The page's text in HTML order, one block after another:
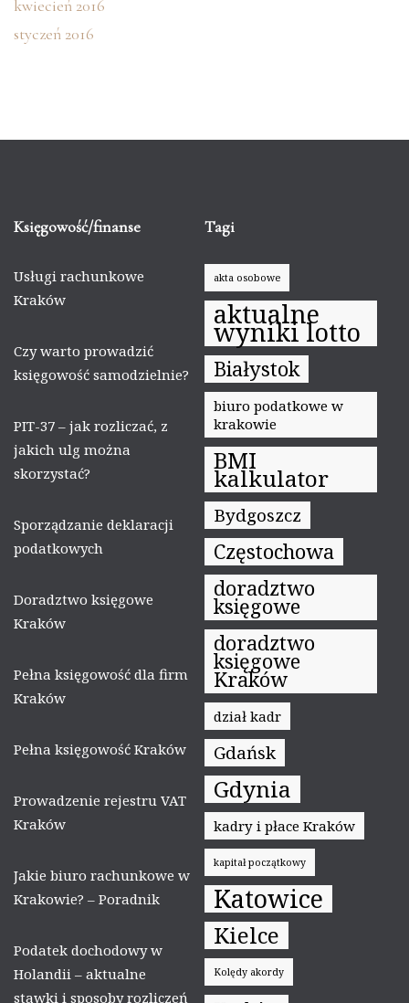
kwiecień 2016
styczeń 2016
Księgowość/finanse
Usługi rachunkowe
Kraków
Czy warto prowadzić
księgowość samodzielnie?
PIT-37 – jak rozliczać, z
jakich ulg można
skorzystać?
Sporządzanie deklaracji
podatkowych
Doradztwo księgowe
Kraków
Pełna księgowość dla firm
Kraków
Pełna księgowość Kraków
Prowadzenie rejestru VAT
Kraków
Jakie biuro rachunkowe w
Krakowie? – Poradnik
Podatek dochodowy w
Holandii – aktualne
stawki i sposoby rozliczeń
Tagi
akta osobowe
aktualne
wyniki lotto
Białystok
biuro podatkowe w
krakowie
BMI
kalkulator
Bydgoszcz
Częstochowa
doradztwo
księgowe
doradztwo
księgowe
Kraków
dział kadr
Gdańsk
Gdynia
kadry i płace Kraków
kapitał początkowy
Katowice
Kielce
Kolędy akordy